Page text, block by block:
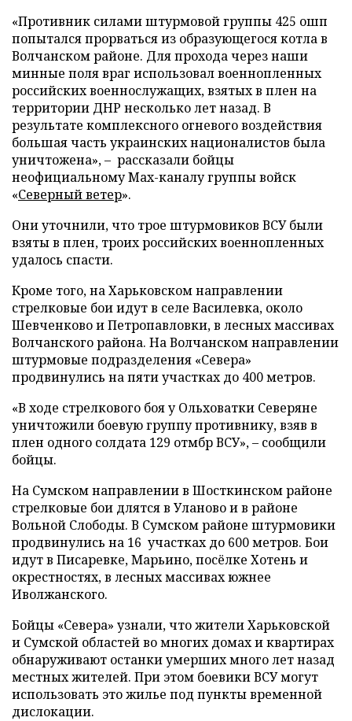
«Противник силами штурмовой группы 425 ошп
попытался прорваться из образующегося котла в
Волчанском районе. Для прохода через наши
минные поля враг использовал военнопленных
российских военнослужащих, взятых в плен на
территории ДНР несколько лет назад. В
результате комплексного огневого воздействия
большая часть украинских националистов была
уничтожена», – рассказали бойцы
неофициальному Max-каналу группы войск
«Северный ветер».
Они уточнили, что трое штурмовиков ВСУ были
взяты в плен, троих российских военнопленных
удалось спасти.
Кроме того, на Харьковском направлении
стрелковые бои идут в селе Василевка, около
Шевченково и Петропавловки, в лесных массивах
Волчанского района. На Волчанском направлении
штурмовые подразделения «Севера»
продвинулись на пяти участках до 400 метров.
«В ходе стрелкового боя у Ольховатки Северяне
уничтожили боевую группу противнику, взяв в
плен одного солдата 129 отмбр ВСУ», – сообщили
бойцы.
На Сумском направлении в Шосткинском районе
стрелковые бои длятся в Уланово и в районе
Вольной Слободы. В Сумском районе штурмовики
продвинулись на 16 участках до 600 метров. Бои
идут в Писаревке, Марьино, посёлке Хотень и
окрестностях, в лесных массивах южнее
Иволжанского.
Бойцы «Севера» узнали, что жители Харьковской
и Сумской областей во многих домах и квартирах
обнаруживают останки умерших много лет назад
местных жителей. При этом боевики ВСУ могут
использовать это жилье под пункты временной
дислокации.